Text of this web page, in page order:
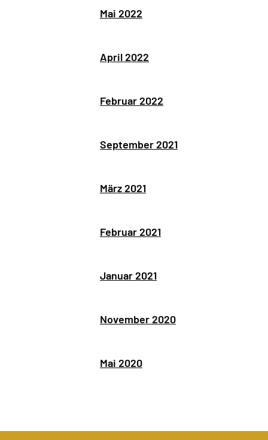
Mai 2022
April 2022
Februar 2022
September 2021
März 2021
Februar 2021
Januar 2021
November 2020
Mai 2020